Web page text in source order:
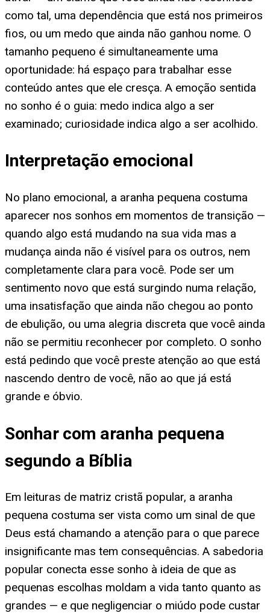
como tal, uma dependência que está nos primeiros
fios, ou um medo que ainda não ganhou nome. O
tamanho pequeno é simultaneamente uma
oportunidade: há espaço para trabalhar esse
conteúdo antes que ele cresça. A emoção sentida
no sonho é o guia: medo indica algo a ser
examinado; curiosidade indica algo a ser acolhido.
Interpretação emocional
No plano emocional, a aranha pequena costuma
aparecer nos sonhos em momentos de transição —
quando algo está mudando na sua vida mas a
mudança ainda não é visível para os outros, nem
completamente clara para você. Pode ser um
sentimento novo que está surgindo numa relação,
uma insatisfação que ainda não chegou ao ponto
de ebulição, ou uma alegria discreta que você ainda
não se permitiu reconhecer por completo. O sonho
está pedindo que você preste atenção ao que está
nascendo dentro de você, não ao que já está
grande e óbvio.
Sonhar com aranha pequena
segundo a Bíblia
Em leituras de matriz cristã popular, a aranha
pequena costuma ser vista como um sinal de que
Deus está chamando a atenção para o que parece
insignificante mas tem consequências. A sabedoria
popular conecta esse sonho à ideia de que as
pequenas escolhas moldam a vida tanto quanto as
grandes — e que negligenciar o miúdo pode custar